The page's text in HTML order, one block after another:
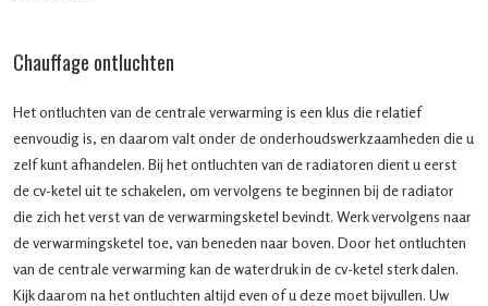
Chauffage ontluchten
Het ontluchten van de centrale verwarming is een klus die relatief
eenvoudig is, en daarom valt onder de onderhoudswerkzaamheden die u
zelf kunt afhandelen. Bij het ontluchten van de radiatoren dient u eerst
de cv-ketel uit te schakelen, om vervolgens te beginnen bij de radiator
die zich het verst van de verwarmingsketel bevindt. Werk vervolgens naar
de verwarmingsketel toe, van beneden naar boven. Door het ontluchten
van de centrale verwarming kan de waterdruk in de cv-ketel sterk dalen.
Kijk daarom na het ontluchten altijd even of u deze moet bijvullen. Uw